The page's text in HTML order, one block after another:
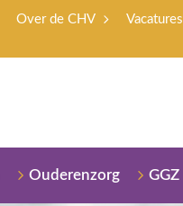
Over de CHV Vacatures
Ouderenzorg GGZ